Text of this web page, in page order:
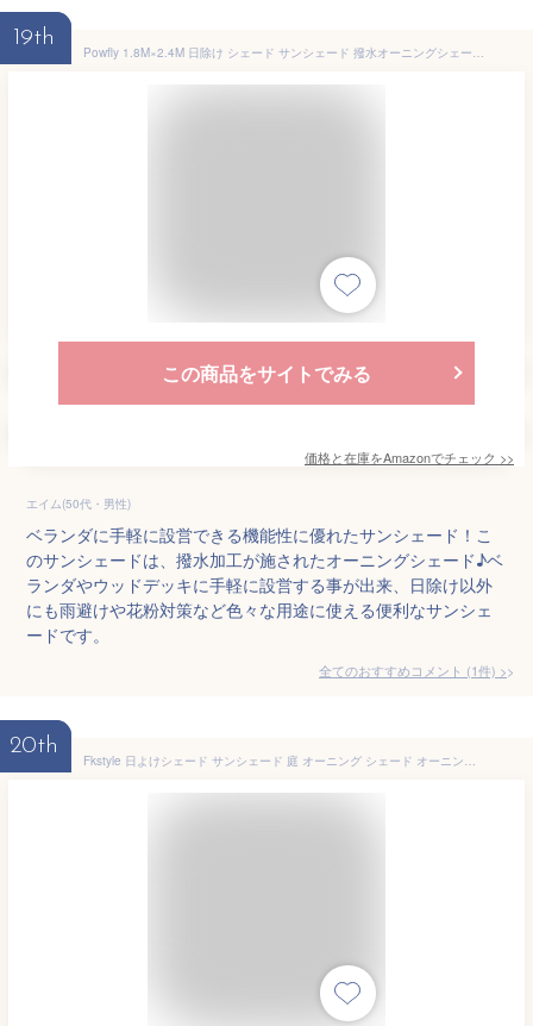
19th
Powfly 1.8M×2.4M 日除け シェード サンシェード 撥水オーニングシェード 雨除け シェード ベランダ,庭,バルコニー,窓,玄関, 屋外,ウッドデッキ,キャンプ, ハトメ
この商品をサイトでみる
価格と在庫をAmazonでチェック >>
エイム(50代・男性)
ベランダに手軽に設営できる機能性に優れたサンシェード！こ
のサンシェードは、撥水加工が施されたオーニングシェード♪ベ
ランダやウッドデッキに手軽に設営する事が出来、日除け以外
にも雨避けや花粉対策など色々な用途に使える便利なサンシェ
ードです。
全てのおすすめコメント (1件) >
20th
Fkstyle 日よけシェード サンシェード 庭 オーニング シェード オーニングテント 2m 日よけ つっぱり 突っ張り